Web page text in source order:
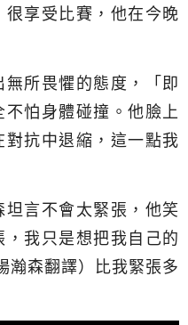
享受比賽，他在今晚
所畏懼的態度，「即
怕身體碰撞。他臉上
抗中退縮，這一點我
言不會太緊張，他笑
我只是想把我自己的
瀚森翻譯）比我緊張多